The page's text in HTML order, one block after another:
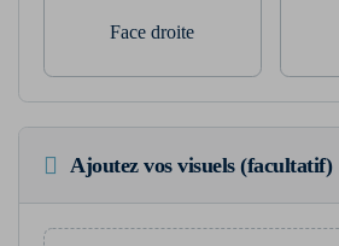
Face droite
Ajoutez vos visuels (facultatif)